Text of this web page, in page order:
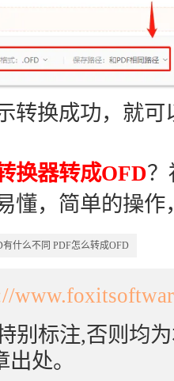
转换成功，就
换器转成OFD？
懂，简单的操作
什么不同 PDF怎么转成OFD
别标注,否则均
处。